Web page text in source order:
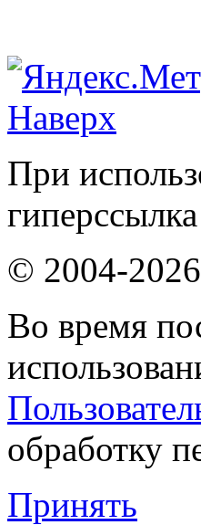
Наверх
При
© 2004-
Во время
обработку
Принять